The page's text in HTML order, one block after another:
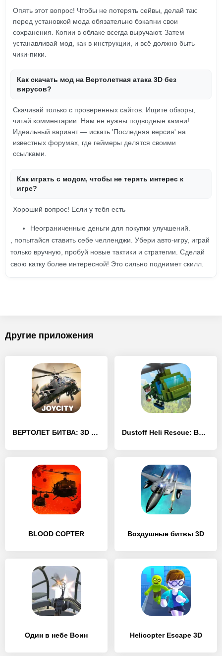
Опять этот вопрос! Чтобы не потерять сейвы, делай так:
перед установкой мода обязательно бэкапни свои
сохранения. Копии в облаке всегда выручают. Затем
устанавливай мод, как в инструкции, и всё должно быть
чики-пики.
Как скачать мод на Вертолетная атака 3D без
вирусов?
Скачивай только с проверенных сайтов. Ищите обзоры,
читай комментарии. Нам не нужны подводные камни!
Идеальный вариант — искать 'Последняя версия' на
известных форумах, где геймеры делятся своими
ссылками.
Как играть с модом, чтобы не терять интерес к
игре?
Хороший вопрос! Если у тебя есть
Неограниченные деньги для покупки улучшений.
, попытайся ставить себе челленджи. Убери авто-игру, играй
только вручную, пробуй новые тактики и стратегии. Сделай
свою катку более интересной! Это сильно поднимет скилл.
Другие приложения
ВЕРТОЛЕТ БИТВА: 3D полет Dustoff Heli Rescue: Военный боевой вертолет
BLOOD COPTER Воздушные битвы 3D
Один в небе Воин Helicopter Escape 3D